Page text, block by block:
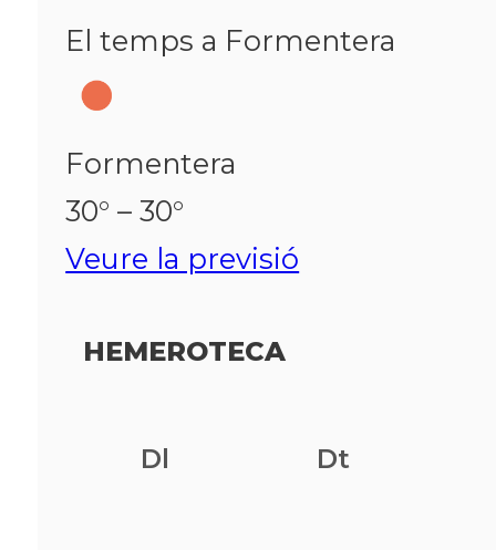
El temps a Formentera
Formentera
30° – 30°
Veure la previsió
HEMEROTECA
Dl Dt